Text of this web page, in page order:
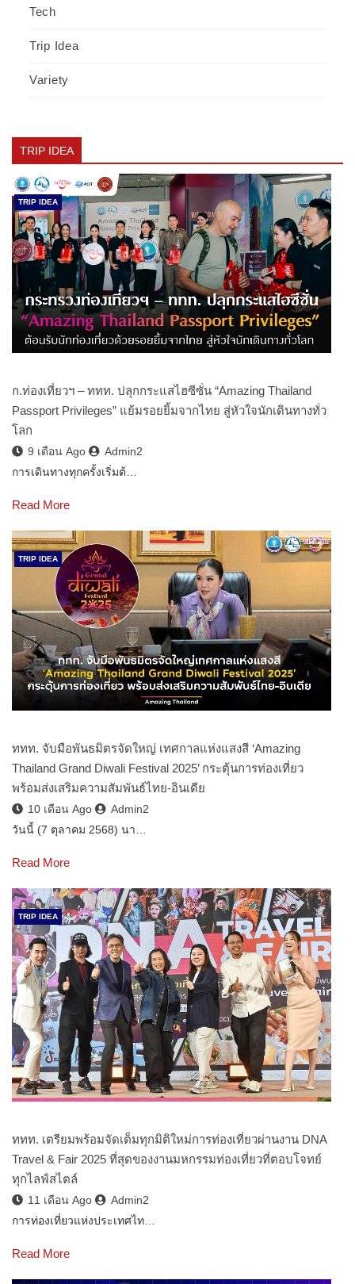
Tech
Trip Idea
Variety
TRIP IDEA
TRIP IDEA
ก.ท่องเที่ยวฯ – ททท. ปลุกกระแสไฮซีซั่น “Amazing Thailand
Passport Privileges” แย้มรอยยิ้มจากไทย สู่หัวใจนักเดินทางทั่ว
โลก
9 เดือน Ago
Admin2
การเดินทางทุกครั้งเริ่มต้…
Read More
TRIP IDEA
ททท. จับมือพันธมิตรจัดใหญ่ เทศกาลแห่งแสงสี ‘Amazing
Thailand Grand Diwali Festival 2025’ กระตุ้นการท่องเที่ยว
พร้อมส่งเสริมความสัมพันธ์ไทย-อินเดีย
10 เดือน Ago
Admin2
วันนี้ (7 ตุลาคม 2568) นา…
Read More
TRIP IDEA
ททท. เตรียมพร้อมจัดเต็มทุกมิติใหม่การท่องเที่ยวผ่านงาน DNA
Travel & Fair 2025 ที่สุดของงานมหกรรมท่องเที่ยวที่ตอบโจทย์
ทุกไลฟ์สไตล์
11 เดือน Ago
Admin2
การท่องเที่ยวแห่งประเทศไท…
Read More